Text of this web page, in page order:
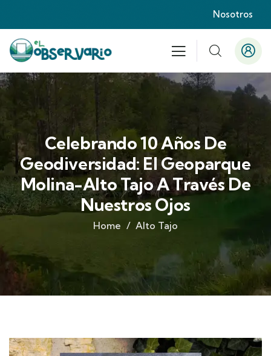
Nosotros
Celebrando 10 Años De
Geodiversidad: El Geoparque
Molina-Alto Tajo A Través De
Nuestros Ojos
Home Alto Tajo